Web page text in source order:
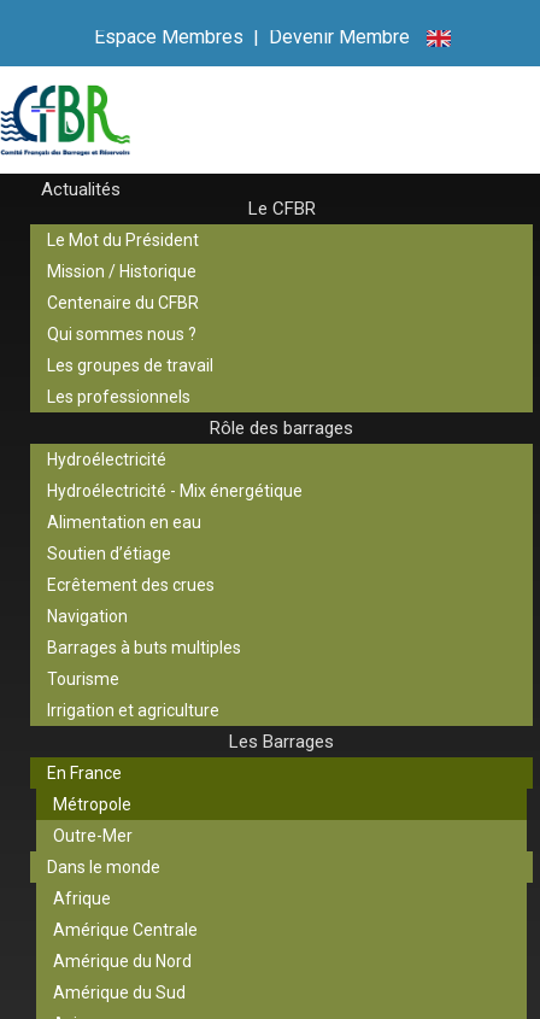
Espace Membres | Devenir Membre
Actualités
Le CFBR
Le Mot du Président
Mission / Historique
Centenaire du CFBR
Qui sommes nous ?
Les groupes de travail
Les professionnels
Rôle des barrages
Hydroélectricité
Hydroélectricité - Mix énergétique
Alimentation en eau
Soutien d’étiage
Ecrêtement des crues
Navigation
Barrages à buts multiples
Tourisme
Irrigation et agriculture
Les Barrages
En France
Métropole
Outre-Mer
Dans le monde
Afrique
Amérique Centrale
Amérique du Nord
Amérique du Sud